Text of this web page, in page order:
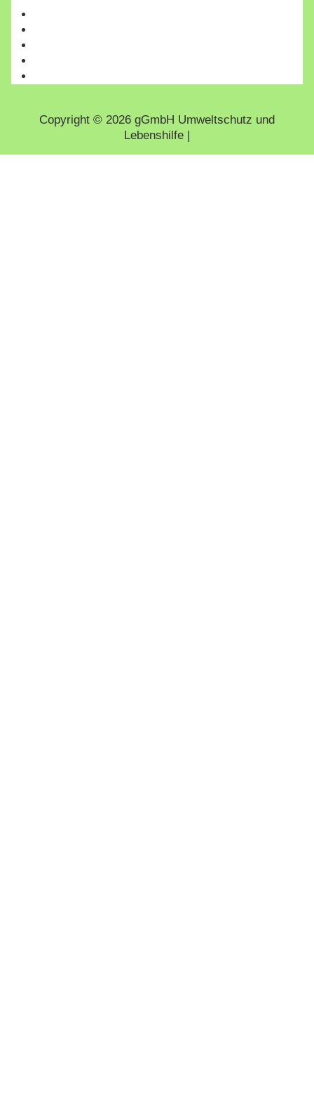
Copyright © 2026 gGmbH Umweltschutz und
Lebenshilfe |